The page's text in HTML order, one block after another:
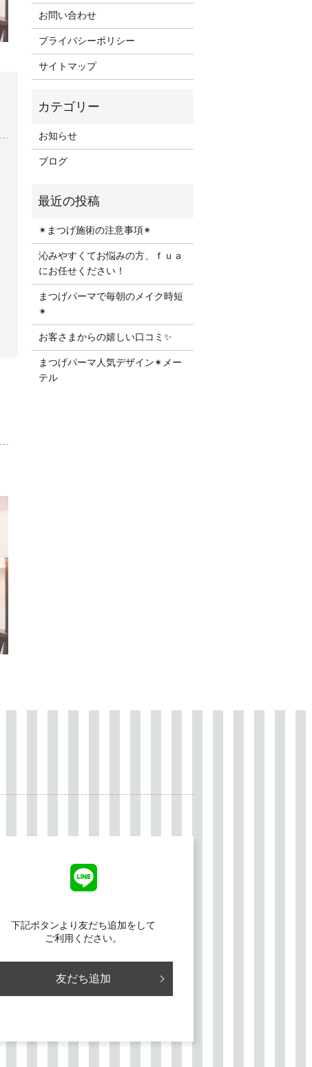
お問い合わせ
プライバシーポリシー
サイトマップ
お知らせ
ブログ
✴︎まつげ施術の注意事項✴︎
沁みやすくてお悩みの方、ｆｕａ
にお任せください！
まつげパーマで毎朝のメイク時短
✴︎
お客さまからの嬉しい口コミ✨
まつげパーマ人気デザイン✴︎メー
テル
下記ボタンより友だち追加をして
ご利用ください。
友だち追加